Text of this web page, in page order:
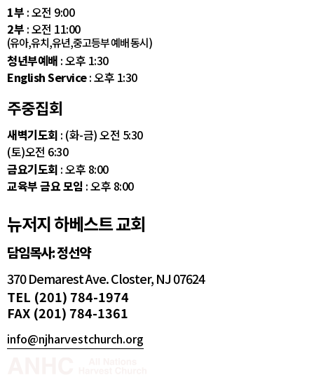
1부 : 오전 9:00
2부 : 오전 11:00
(유아,유치,유년,중고등부 예배 동시)
청년부예배 : 오후 1:30
English Service: 오후 1:30
주중집회
새벽기도회 : (화-금) 오전 5:30
(토)오전 6:30
금요기도회 : 오후 8:00
교육부 금요 모임 : 오후 8:00
뉴저지 하베스트 교회
담임목사: 정선약
370 Demarest Ave. Closter, NJ 07624
TEL (201) 784-1974
FAX (201) 784-1361
info@njharvestchurch.org